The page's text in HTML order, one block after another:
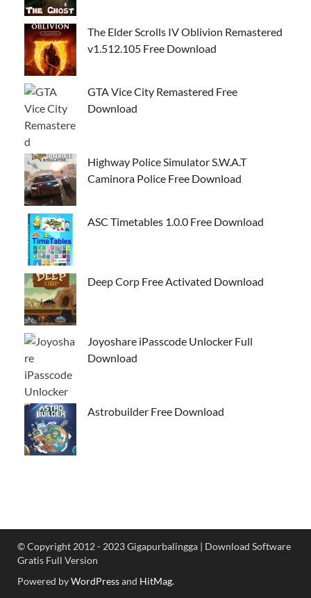
The Elder Scrolls IV Oblivion Remastered
v1.512.105 Free Download
GTA Vice City Remastered Free
Download
Highway Police Simulator S.W.A.T
Caminora Police Free Download
ASC Timetables 1.0.0 Free Download
Deep Corp Free Activated Download
Joyoshare iPasscode Unlocker Full
Download
Astrobuilder Free Download
© Copyright 2012 - 2023 Gigapurbalingga | Download Software
Gratis Full Version
Powered byWordPressand HitMag.